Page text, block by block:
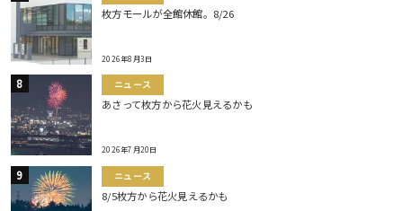
枚方モールが全館休館。8/26
2026年8月3日
ニュース
あさって枚方から花火見えるかも
2026年7月20日
ニュース
8/5枚方から花火見えるかも